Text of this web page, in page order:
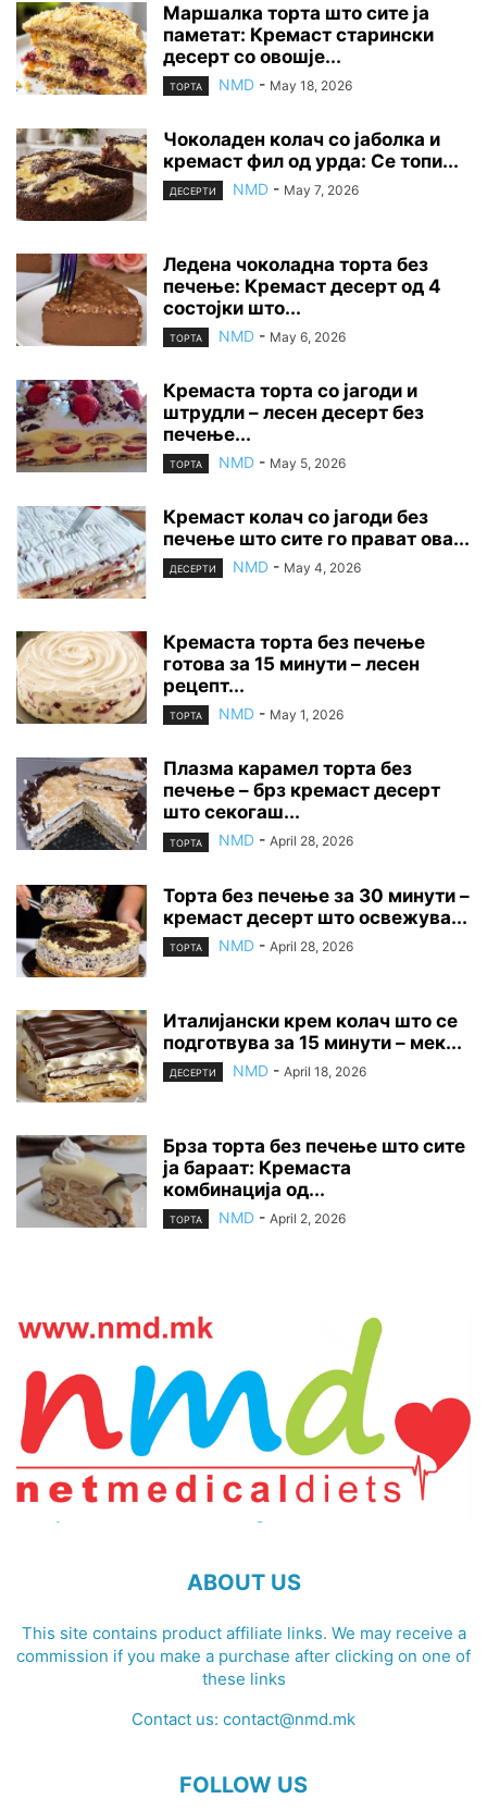
Маршалка торта што сите ја
паметат: Кремаст старински
десерт со овошје...
ТОРТА NMD - May 18, 2026
Чоколаден колач со јаболка и
кремаст фил од урда: Се топи...
ДЕСЕРТИ NMD - May 7, 2026
Ледена чоколадна торта без
печење: Кремаст десерт од 4
состојки што...
ТОРТА NMD - May 6, 2026
Кремаста торта со јагоди и
штрудли – лесен десерт без
печење...
ТОРТА NMD - May 5, 2026
Кремаст колач со јагоди без
печење што сите го прават ова...
ДЕСЕРТИ NMD - May 4, 2026
Кремаста торта без печење
готова за 15 минути – лесен
рецепт...
ТОРТА NMD - May 1, 2026
Плазма карамел торта без
печење – брз кремаст десерт
што секогаш...
ТОРТА NMD - April 28, 2026
Торта без печење за 30 минути –
кремаст десерт што освежува...
ТОРТА NMD - April 28, 2026
Италијански крем колач што се
подготвува за 15 минути – мек...
ДЕСЕРТИ NMD - April 18, 2026
Брза торта без печење што сите
ја бараат: Кремаста
комбинација од...
ТОРТА NMD - April 2, 2026
ABOUT US
This site contains product affiliate links. We may receive a
commission if you make a purchase after clicking on one of
these links
Contact us: contact@nmd.mk
FOLLOW US